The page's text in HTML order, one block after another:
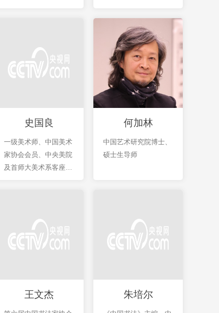
史国良
一级美术师、中国美术
家协会会员、中央美院
及首师大美术系客座教
何加林
中国艺术研究院博士、
硕士生导师
王文杰 朱培尔